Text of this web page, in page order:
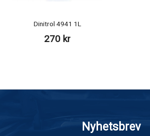
Dinitrol 4941 1L
270 kr
Nyhetsbrev